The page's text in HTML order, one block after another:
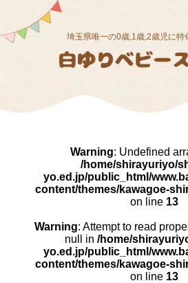
埼玉県唯一の0歳,1歳,2歳児に特
Warning: Undefined
/home/shirayuriyo/
yo.ed.jp/public_html/
content/themes/kawagoe-
on line 13
Warning: Attempt to read
null in /home/
yo.ed.jp/public_html/
content/themes/kawagoe-
on line 13